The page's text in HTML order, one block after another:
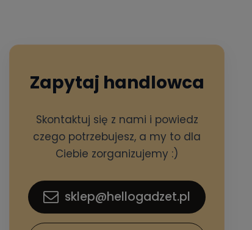
Zapytaj handlowca
Skontaktuj się z nami i powiedz
czego potrzebujesz, a my to dla
Ciebie zorganizujemy :)
sklep@hellogadzet.pl